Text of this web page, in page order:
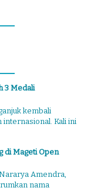
3 Medali
kembali
Kali ini
di Mageti Open
Amendra,
nama